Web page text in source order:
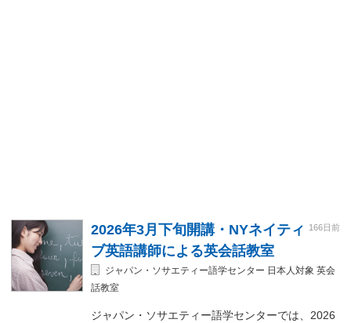
2026年3月下旬開講・NYネイティ
ブ英語講師による英会話教室
166日前
ジャパン・ソサエティー語学センター 日本人対象 英会
話教室
ジャパン・ソサエティー語学センターでは、2026